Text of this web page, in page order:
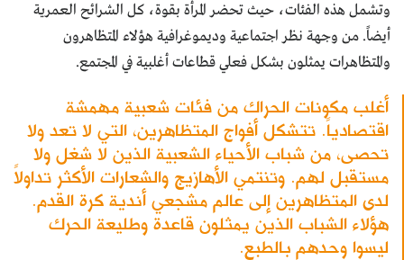
وتشمل هذه الفئات، حيث تحضر المرأة بقوة، كل الشرائح العمرية
أيضاً. من وجهة نظر اجتماعية وديموغرافية هؤلاء المتظاهرون
والمتظاهرات يمثلون بشكل فعلي قطاعات أغلبية في المجتمع.
أغلب مكونات الحراك من فئات شعبية مهمشة
اقتصادياً. تتشكل أفواج المتظاهرين، التي لا تعد ولا
تحصى، من شباب الأحياء الشعبية الذين لا شغل ولا
مستقبل لهم. وتنتمي الأهازيج والشعارات الأكثر تداولاً
لدى المتظاهرين إلى عالم مشجعي أندية كرة القدم.
هؤلاء الشباب الذين يمثلون قاعدة وطليعة الحرك
ليسوا وحدهم بالطبع.